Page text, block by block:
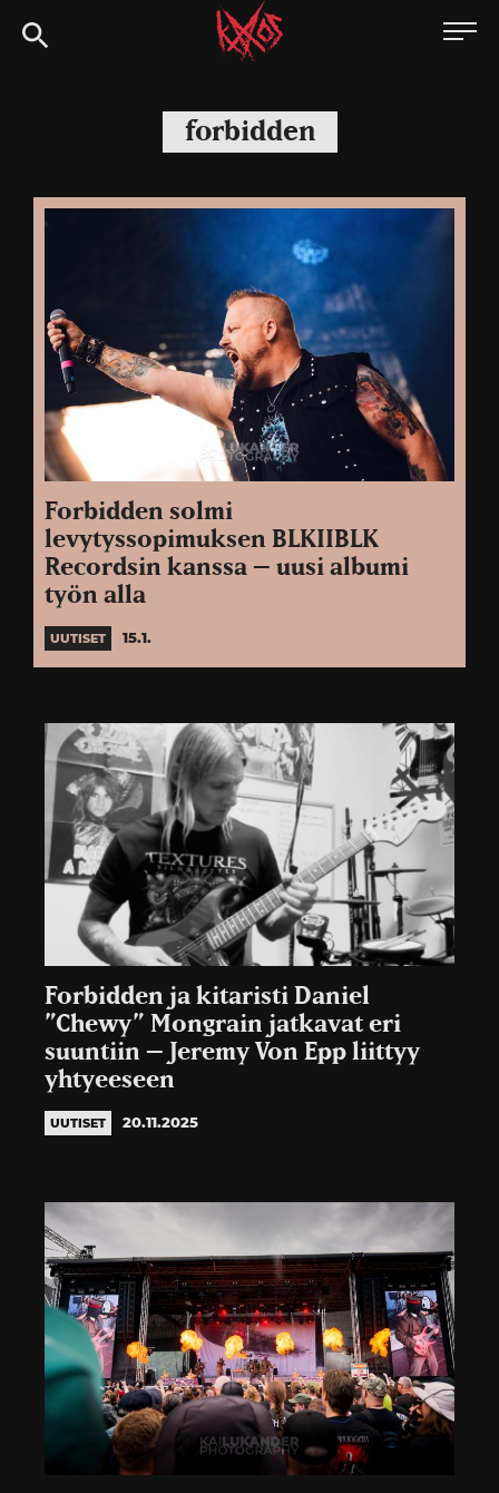
Siirry
suoraan
Kaaoszine
forbidden
Forbidden solmi
levytyssopimuksen BLKIIBLK
Recordsin kanssa – uusi albumi
työn alla
UUTISET 15.1.
Forbidden ja kitaristi Daniel
”Chewy” Mongrain jatkavat eri
suuntiin – Jeremy Von Epp liittyy
yhtyeeseen
UUTISET 20.11.2025